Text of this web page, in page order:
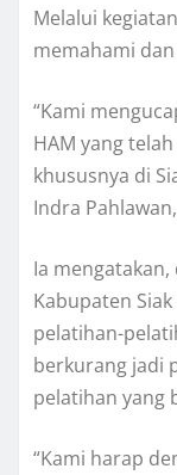
Melalui
memahami
“Kami
HAM yang
khususnya di
Indra
Ia
Kabupaten
pelatihan-
berkurang jadi
pelatihan yang
“Kami harap